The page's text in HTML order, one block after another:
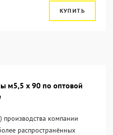
КУПИТЬ
м5,5 х 90 по оптовой
компании
распространённых